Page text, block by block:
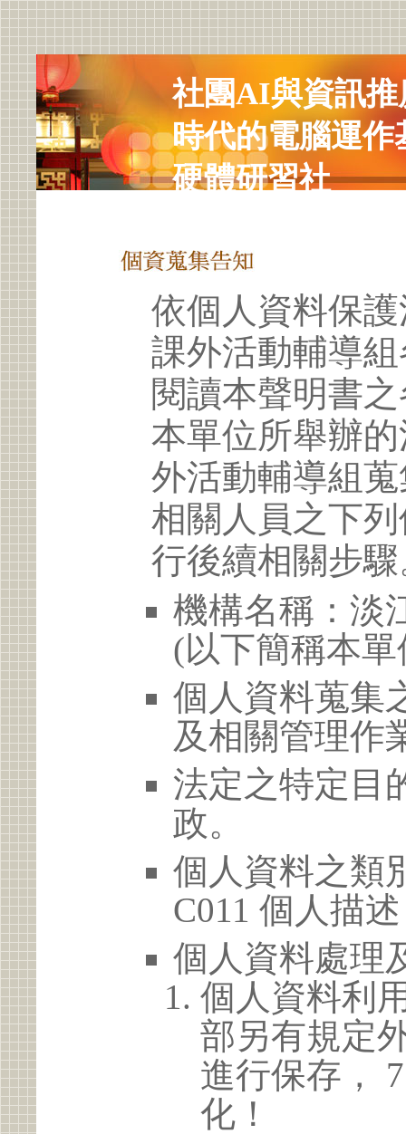
社團AI與資訊
時代的電腦運作
硬體研習社
依個人資料保
課外活動輔導
閱讀本聲明書
本單位所舉辦
外活動輔導組
相關人員之下
行後續相關步
機構名稱：淡
(以下簡稱本單
個人資料蒐集
及相關管理作
法定之特定目
政。
個人資料之類
C011 個人描述
個人資料處理
個人資料利
部另有規定
進行保存，
化！